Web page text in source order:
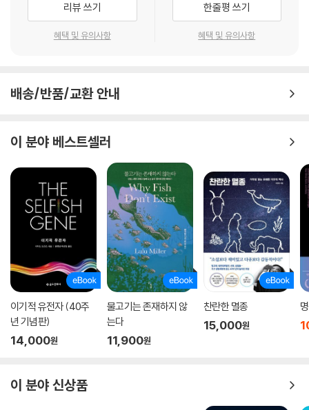
골 때리는 별명들과 ‘프로 아마추어’의 솜씨가 느껴지는 그림!
개성 넘치는 온갖 새들의 매력에 푹 빠져보자
꼭 숨어 아예 모습을 드러내지 않기도 한다. 저자도 초등학교 시절 노랑관
험은 그의 마음속에 새에 대한 애증을 심어주었다.
저자는 그 오랜 감정을 담아 새들에게 골 때리는 별명을 붙여주었다. 고까
운새(꼬까울새), 노잼박새(북방박새), 빠개는 물총새(웃음물총새) 등 성
격과 특징에서 따오거나 일반명을 비틀어 만든 별명들은 녀석들과 어찌나
잘 어울리는지 헛웃음이 나올 지경이다. 녀석들을 놀려먹겠다는 의지는 해
설에서도 엿볼 수 있다. 겉모습은 어떻게 생겼는지, 어디서 뭘 먹고 사는지,
사람들을 어떻게 괴롭히는지 등 녀석들이 숨기고자 하는 우스꽝스러운 모
습들을 낱낱이 공개한다. 지식과 유머를 모두 담은 묘한 매력의 새 소개를
읽다보면 새를 싫어하는 사람도 서서히 이 녀석들에게 관심을 가지게 되고
만다.
이 책의 하이라이트는 저자가 직접 그린 새 일러스트다. 새 관찰 현장에서
생하게 포착해 녀석들의 엄청난 매력과 엉뚱함을 종이 위에 완벽히 옮겨놓
았다. 프로와 아마추어 경계선에서 줄타기를 하는 듯한 현장감 넘치는 일
리뷰 쓰기
혜택 및 유의사항
한줄평 쓰기
혜택 및 유의사항
배송/반품/교환 안내
이 분야 베스트셀러
이기적 유전자 (40주
년 기념판)
14,000원
물고기는 존재하지 않
는다
11,900원
찬란한 멸종
15,000원
이 분야 신상품